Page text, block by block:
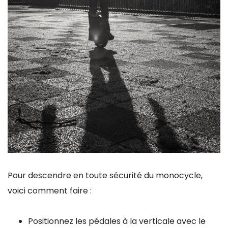
Pour descendre en toute sécurité du monocycle,
voici comment faire :
Positionnez les pédales à la verticale avec le